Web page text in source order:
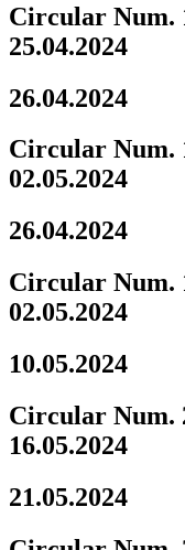
Circular Num.
25.04.2024
26.04.2024
Circular Num.
02.05.2024
26.04.2024
Circular Num.
02.05.2024
10.05.2024
Circular Num.
16.05.2024
21.05.2024